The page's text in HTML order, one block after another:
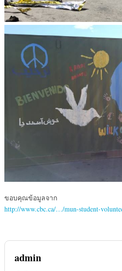
ขอบคุณข้อมูลจาก
http://www.cbc.ca/…/mun-student-
admin